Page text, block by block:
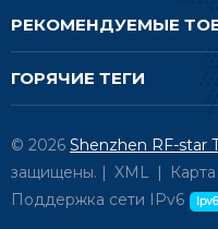
РЕКОМЕНДУЕМЫЕ
ГОРЯЧИЕ ТЕГИ
© 2026 Shenzhen RF-star
защищены. | XML |
Поддержка сети IPv6